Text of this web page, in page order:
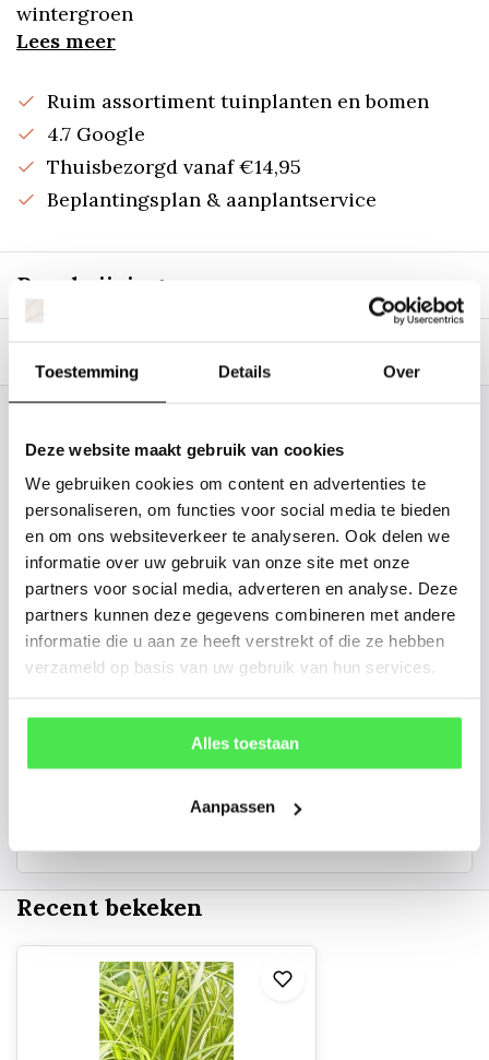
Toestemming Details Over
Deze website maakt gebruik van cookies
We gebruiken cookies om content en advertenties te
personaliseren, om functies voor social media te bieden
en om ons websiteverkeer te analyseren. Ook delen we
informatie over uw gebruik van onze site met onze
partners voor social media, adverteren en analyse. Deze
partners kunnen deze gegevens combineren met andere
informatie die u aan ze heeft verstrekt of die ze hebben
verzameld op basis van uw gebruik van hun services.
Alles toestaan
Aanpassen
wintergroen
Lees meer
Ruim assortiment tuinplanten en bomen
4.7 Google
Thuisbezorgd vanaf €14,95
Beplantingsplan & aanplantservice
Beschrijving
Staat uw plantsoort of maat er niet
tussen? Laat het ons weten, dan
gaan we voor u kijken. Stuur ons
de plantnaam, hoogte, stamdikte en
vorm. Wilt u weten hoe uw plant of
boom er ongeveer eruit ziet? We
kunnen u een foto sturen.
06 45 601 508 (tijdelijk niet bereikbaar)
Recent bekeken